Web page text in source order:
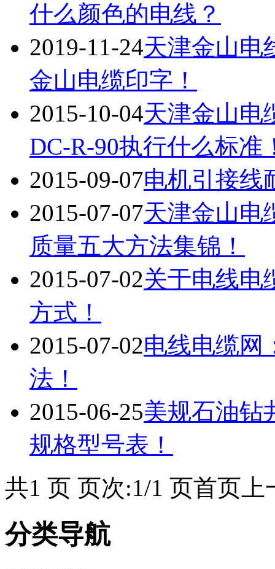
什么颜色的电线？
2019-11-24天津金山电
金山电缆印字！
2015-10-04天津金山电
DC-R-90执行什么标准
2015-09-07电机引接线
2015-07-07天津金山电
质量五大方法集锦！
2015-07-02关于电线电
方式！
2015-07-02电线电缆网
法！
2015-06-25美规石油钻
规格型号表！
共1 页 页次:1/1 页首页
分类导航